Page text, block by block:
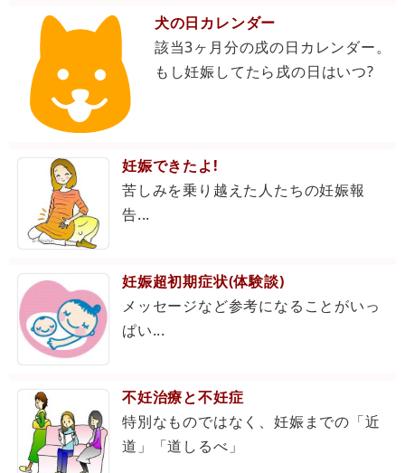
犬の日カレンダー
該当3ヶ月分の戌の日カレンダー。
もし妊娠してたら戌の日はいつ?
妊娠できたよ!
苦しみを乗り越えた人たちの妊娠報
告...
妊娠超初期症状(体験談)
メッセージなど参考になることがいっ
ぱい...
不妊治療と不妊症
特別なものではなく、妊娠までの「近
道」「道しるべ」